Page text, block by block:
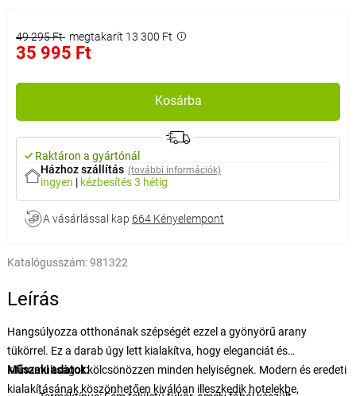
49 295 Ft megtakarít 13 300 Ft
35 995 Ft
Kosárba
Raktáron a gyártónál
Házhoz szállítás (további információk)
ingyen | kézbesítés3 hétig
A vásárlással kap 664 Kényelempont
Katalógusszám:981322
Leírás
Hangsúlyozza otthonának szépségét ezzel a gyönyörű arany
tükörrel. Ez a darab úgy lett kialakítva, hogy eleganciát és
kifinomultságot kölcsönözzen minden helyiségnek. Modern és eredeti
kialakításának köszönhetően kiválóan illeszkedik hotelekbe,
Műszaki adatok: